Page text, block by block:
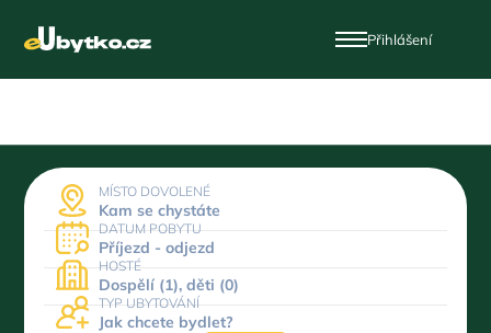
Přihlášení
MÍSTO DOVOLENÉ
Kam se chystáte
DATUM POBYTU
Příjezd - odjezd
HOSTÉ
Dospělí (1), děti (0)
TYP UBYTOVÁNÍ
Jak chcete bydlet?